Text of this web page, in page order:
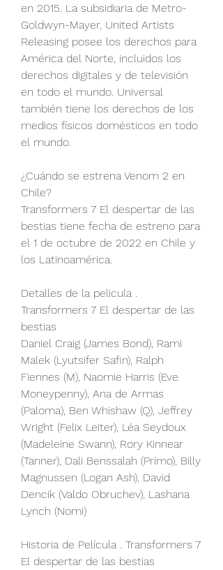
en 2015. La subsidiaria de Metro-
Goldwyn-Mayer, United Artists
Releasing posee los derechos para
América del Norte, incluidos los
derechos digitales y de televisión
en todo el mundo. Universal
también tiene los derechos de los
medios físicos domésticos en todo
el mundo.
¿Cuándo se estrena Venom 2 en
Chile?
Transformers 7 El despertar de las
bestias tiene fecha de estreno para
el 1 de octubre de 2022 en Chile y
los Latinoamérica.
Detalles de la pelicula .
Transformers 7 El despertar de las
bestias
Daniel Craig (James Bond), Rami
Malek (Lyutsifer Safin), Ralph
Fiennes (M), Naomie Harris (Eve
Moneypenny), Ana de Armas
(Paloma), Ben Whishaw (Q), Jeffrey
Wright (Felix Leiter), Léa Seydoux
(Madeleine Swann), Rory Kinnear
(Tanner), Dali Benssalah (Primo), Billy
Magnussen (Logan Ash), David
Dencik (Valdo Obruchev), Lashana
Lynch (Nomi)
Historia de Película . Transformers 7
El despertar de las bestias